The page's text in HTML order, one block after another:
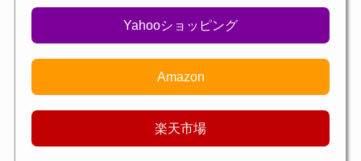
Yahooショッピング
Amazon
楽天市場